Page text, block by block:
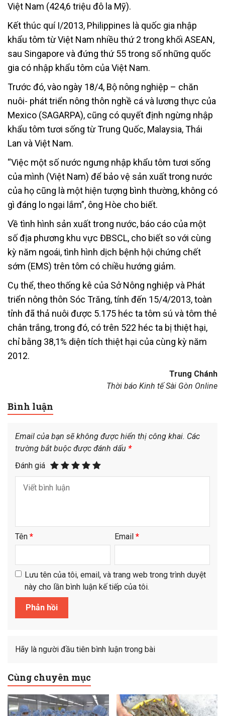
Việt Nam (424,6 triệu đô la Mỹ).
Kết thúc quí I/2013, Philippines là quốc gia nhập
khẩu tôm từ Việt Nam nhiều thứ 2 trong khối ASEAN,
sau Singapore và đứng thứ 55 trong số những quốc
gia có nhập khẩu tôm của Việt Nam.
Trước đó, vào ngày 18/4, Bộ nông nghiệp – chăn
nuôi- phát triển nông thôn nghề cá và lương thực của
Mexico (SAGARPA), cũng có quyết định ngừng nhập
khẩu tôm tươi sống từ Trung Quốc, Malaysia, Thái
Lan và Việt Nam.
“Việc một số nước ngưng nhập khẩu tôm tươi sống
của mình (Việt Nam) để bảo vệ sản xuất trong nước
của họ cũng là một hiện tượng bình thường, không có
gì đáng lo ngại lắm”, ông Hòe cho biết.
Về tình hình sản xuất trong nước, báo cáo của một
số địa phương khu vực ĐBSCL, cho biết so với cùng
kỳ năm ngoái, tình hình dịch bệnh hội chứng chết
sớm (EMS) trên tôm có chiều hướng giảm.
Cụ thể, theo thống kê của Sở Nông nghiệp và Phát
triển nông thôn Sóc Trăng, tính đến 15/4/2013, toàn
tỉnh đã thả nuôi được 5.175 héc ta tôm sú và tôm thẻ
chân trắng, trong đó, có trên 522 héc ta bị thiệt hại,
chỉ bằng 38,1% diện tích thiệt hại của cùng kỳ năm
2012.
Trung Chánh
Thời báo Kinh tế Sài Gòn Online
Bình luận
Email của bạn sẽ không được hiển thị công khai. Các
trường bắt buộc được đánh dấu *
Đánh giá
Tên * Email *
Lưu tên của tôi, email, và trang web trong trình duyệt
này cho lần bình luận kế tiếp của tôi.
Hãy là người đầu tiên bình luận trong bài
Cùng chuyên mục